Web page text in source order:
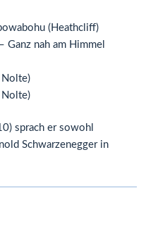
(Heathcliff)
nah am Himmel
Nolte)
sprach er sowohl
Schwarzenegger in